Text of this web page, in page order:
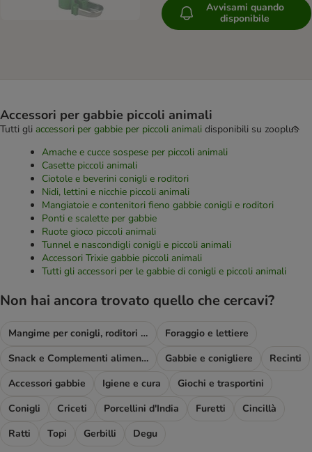
Avvisami quando
disponibile
Accessori per gabbie piccoli animali
Tutti gli accessori per gabbie per piccoli animali disponibili su zooplus
Amache e cucce sospese per piccoli animali
Casette piccoli animali
Ciotole e beverini conigli e roditori
Nidi, lettini e nicchie piccoli animali
Mangiatoie e contenitori fieno gabbie conigli e roditori
Ponti e scalette per gabbie
Ruote gioco piccoli animali
Tunnel e nascondigli conigli e piccoli animali
Accessori Trixie gabbie piccoli animali
Tutti gli accessori per le gabbie di conigli e piccoli animali
Non hai ancora trovato quello che cercavi?
Mangime per conigli, roditori e piccoli animali
Foraggio e lettiere
Snack e Complementi alimentari
Gabbie e conigliere
Recinti
Accessori gabbie
Igiene e cura
Giochi e trasportini
Conigli
Criceti Porcellini d'India Furetti
Cincillà
Ratti
Topi Gerbilli Degu